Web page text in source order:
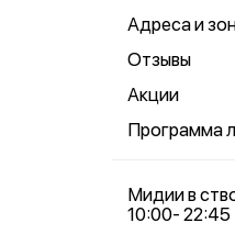
Адреса и
Отзывы
Акции
Программа
Мидии в
10:00- 22:45